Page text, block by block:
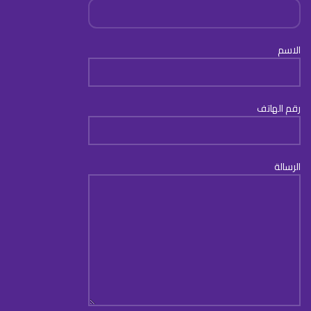
الاسم
رقم الهاتف
الرسالة